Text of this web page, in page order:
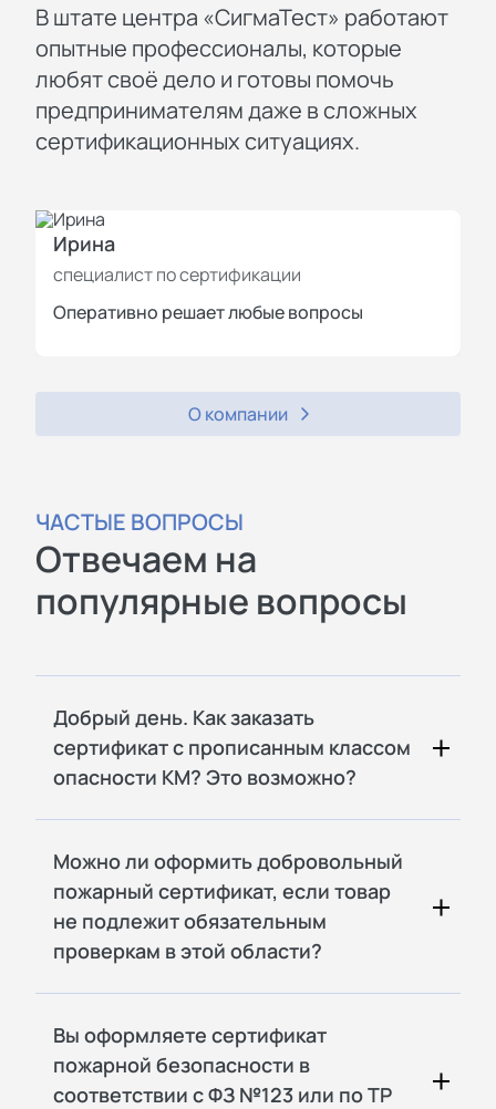
В штате центра «СигмаТест» работают
опытные профессионалы, которые
любят своё дело и готовы помочь
предпринимателям даже в сложных
сертификационных ситуациях.
Ирина
специалист по сертификации
Оперативно решает любые вопросы
О компании
ЧАСТЫЕ ВОПРОСЫ
Отвечаем на
популярные вопросы
Добрый день. Как заказать
сертификат с прописанным классом
опасности КМ? Это возможно?
Можно ли оформить добровольный
пожарный сертификат, если товар
не подлежит обязательным
проверкам в этой области?
Вы оформляете сертификат
пожарной безопасности в
соответствии с ФЗ №123 или по ТР